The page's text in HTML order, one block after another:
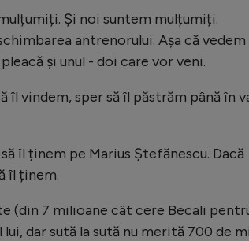
Și noi suntem mulțumiți.
antrenorului. Așa că vedem
și unul - doi care vor veni.
îl vindem, sper să îl păstrăm până în
îl ținem pe Marius Ștefănescu. Dacă
îl ținem.
(din 7 milioane cât cere Becali
dar sută la sută nu merită 700 de